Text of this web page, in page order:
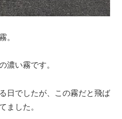
。
濃い霧です。
日でしたが、この霧だと飛ば
ました。